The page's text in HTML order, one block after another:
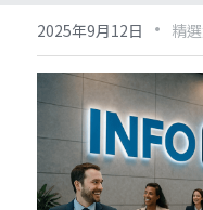
2025年9月12日 · 精